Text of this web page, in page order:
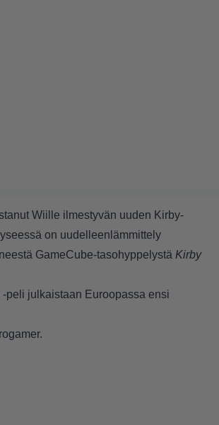
Wiille ilmestyvän uuden Kirby-
on uudelleenlämmittely
GameCube-tasohyppelystä Kirby
-peli julkaistaan Euroopassa ensi
.